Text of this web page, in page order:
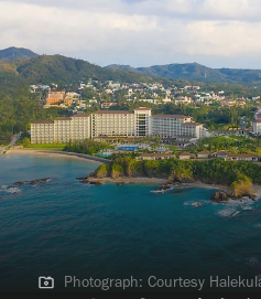
Photograph: Courtesy